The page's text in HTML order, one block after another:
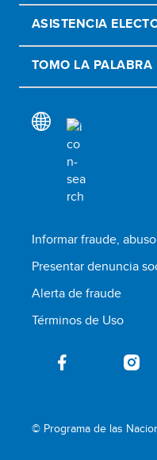
ASISTENCIA
TOMO LA PALABRA
Informar fraude,
Presentar denuncia
Alerta de fraude
Términos de Uso
© Programa de las